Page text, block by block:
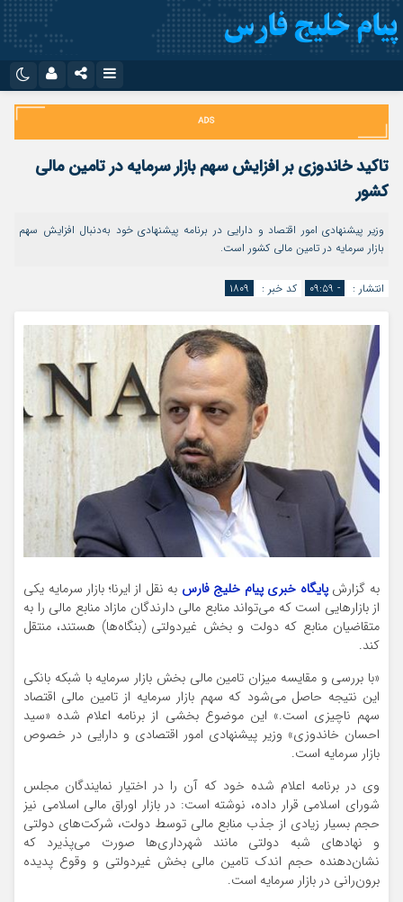
اینستاگرام
تلگرام
سروش
ایتا
اپلیکیشن
نام کاربری یا نشانی ایمیل
رمز عبور
مرا به خاطر بسپار
تاکید خاندوزی بر افزایش سهم بازار سرمایه در تامین مالی
کشور
وزیر پیشنهادی امور اقتصاد و دارایی در برنامه پیشنهادی خود به‌دنبال افزایش سهم
بازار سرمایه در تامین مالی کشور است.
انتشار : - ۰۹:۵۹ کد خبر : ۱۸۰۹
به گزارش پایگاه خبری پیام خلیج فارس به نقل از ایرنا؛ بازار سرمایه یکی
از بازارهایی است که می‌تواند منابع مالی دارندگان مازاد منابع مالی را به
متقاضیان منابع که دولت و بخش غیردولتی (بنگاه‌ها) هستند، منتقل
‌کند.
«با بررسی و مقایسه میزان تامین مالی بخش بازار سرمایه با شبکه بانکی
این نتیجه حاصل می‌شود که سهم بازار سرمایه از تامین مالی اقتصاد
سهم ناچیزی است.» این موضوع بخشی از برنامه اعلام شده «سید
احسان خاندوزی» وزیر پیشنهادی امور اقتصادی و دارایی در خصوص
بازار سرمایه است.
وی در برنامه اعلام شده خود که آن را در اختیار نمایندگان مجلس
شورای اسلامی قرار داده، نوشته است: در بازار اوراق مالی اسلامی نیز
حجم بسیار زیادی از جذب منابع مالی توسط دولت، شرکت‌های دولتی
و نهادهای شبه دولتی مانند شهرداری‌ها صورت می‌پذیرد که
نشان‌دهنده حجم اندک تامین مالی بخش غیردولتی و وقوع پدیده
برون‌رانی در بازار سرمایه است.